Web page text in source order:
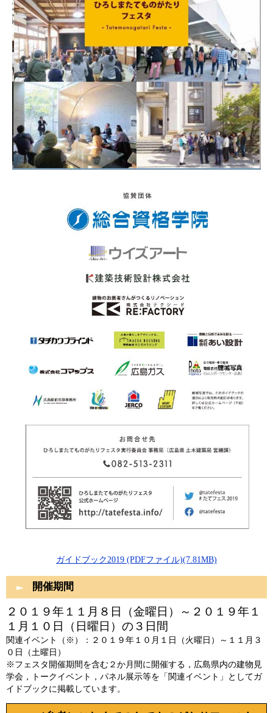
ガイドブック2019 (PDFファイル)(7.81MB)
開催期間
２０１９年１１月８日（金曜日）～２０１９年１
１月１０日（日曜日）の３日間
関連イベント（※）：２０１９年１０月１日（火曜日）～１１月３
０日（土曜日）
※フェスタ開催期間を含む２か月間に開催する，広島県内の建物見
学会，トークイベント，パネル展示等を「関連イベント」としてガ
イドブックに掲載しています。